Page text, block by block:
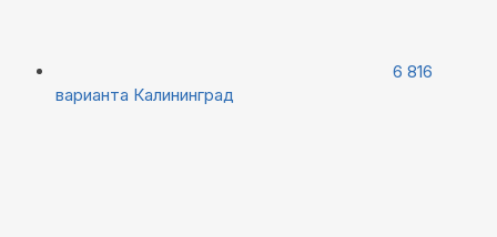
6 816
варианта Калининград